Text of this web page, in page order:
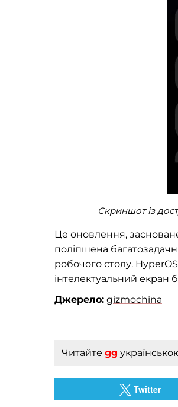
Скриншот із
Це оновлення,
поліпшена
робочого столу. HyperOS
інтелектуальний екран
Джерело: gizmochina
Читайте gg
Twitter